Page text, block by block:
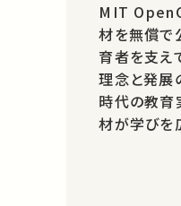
MIT
材を無償で
育者を支え
理念と発展
時代の教育
材が学びを